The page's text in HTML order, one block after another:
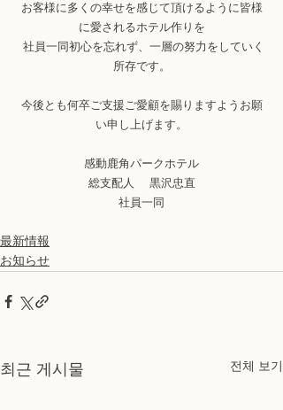
お客様に多くの幸せを感じて頂けるように皆様
に愛されるホテル作りを
所存です。
今後とも何卒ご支援ご愛顧を賜りますようお願
い申し上げます。
感動鹿角パークホテル
総支配人 　黒沢忠直
社員一同
最新情報
お知らせ
최근 게시물 전체 보기